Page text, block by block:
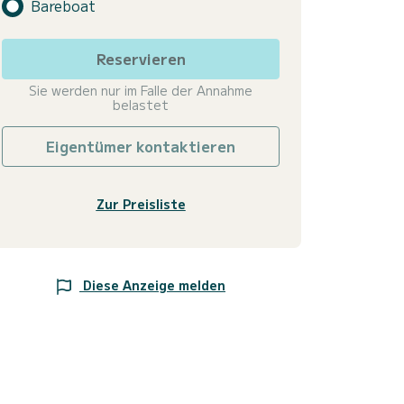
Bareboat
Reservieren
Sie werden nur im Falle der Annahme
belastet
Eigentümer kontaktieren
Zur Preisliste
Diese Anzeige melden